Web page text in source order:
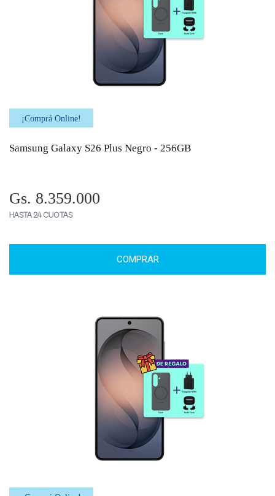
¡Comprá Online!
Samsung Galaxy S26 Plus Negro - 256GB
Gs. 8.359.000
HASTA 24 CUOTAS
COMPRAR